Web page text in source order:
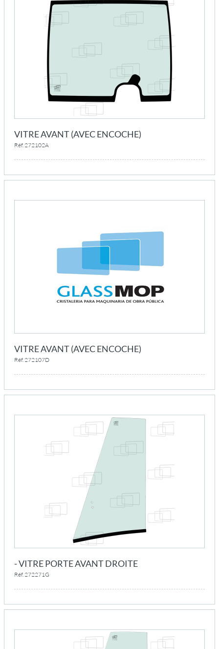
VITRE AVANT (AVEC ENCOCHE)
Réf. 272102A
VITRE AVANT (AVEC ENCOCHE)
Réf. 272107D
- VITRE PORTE AVANT DROITE
Réf. 272271G